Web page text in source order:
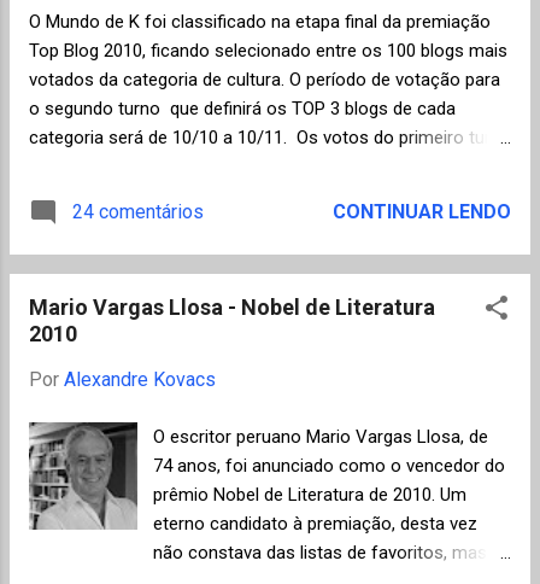
pessoas circulem pelos jardins nos quatro
dias do evento. Além de oferecer descontos
de até 40% sobre o preço da capa, a
Primavera dos Livros contará com a
presença dos editores nos estandes e
Uma excelente dica para o próximo final de
O Mundo de K foi classificado na etapa final da premiação
Top Blog 2010, ficando selecionado entre os 100 blogs mais
votados da categoria de cultura. O período de votação para
o segundo turno que definirá os TOP 3 blogs de cada
categoria será de 10/10 a 10/11. Os votos do primeiro turno
serão zerados os votos dos selecionados TOP 100 quando
passam para a fase final TOP 3 , concorrendo todos em
igualdade no segundo turno. Logo, infelizmente será
amigos ainda tiverem paciência para tanto ficarei muito
agradecido. Segundo a organização do Top Blog foram
inscritos este ano 15.148 blogs que receberam mais de 1
sido incluído nesta seleção. Muito obrigado mais uma vez a
todos os amigos que participaram votando na primeira fase!
24 comentários CONTINUAR LENDO
Mario Vargas Llosa - Nobel de Literatura
2010
Por Alexandre Kovacs
O escritor peruano Mario Vargas Llosa, de
74 anos, foi anunciado como o vencedor do
prêmio Nobel de Literatura de 2010. Um
eterno candidato à premiação, desta vez
não constava das listas de favoritos, mas